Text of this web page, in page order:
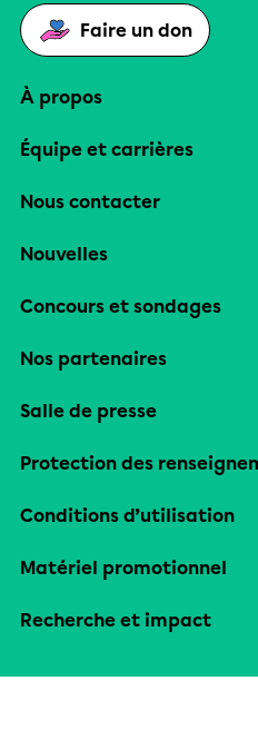
Faire un don
À propos
Équipe et carrières
Nous contacter
Nouvelles
Concours et sondages
Nos partenaires
Salle de presse
Protection des
Conditions d’utilisation
Matériel promotionnel
Recherche et impact